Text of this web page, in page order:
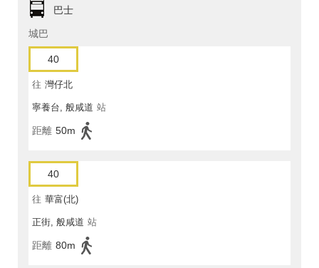
巴士
城巴
40
往 灣仔北
寧養台, 般咸道 站
距離 50m
40
往 華富(北)
正街, 般咸道 站
距離 80m